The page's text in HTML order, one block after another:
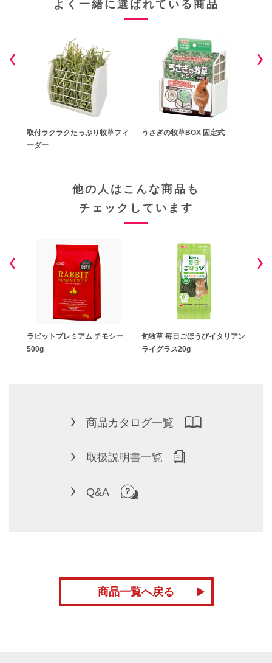
よく一緒に選ばれている商品
取付ラクラクたっぷり牧草フィ
ーダー
うさぎの牧草BOX 固定式
他の人はこんな商品も
チェックしています
ラビットプレミアム チモシー
500g
旬牧草 毎日ごほうびイタリアン
ライグラス20g
商品カタログ一覧
取扱説明書一覧
Q&A
商品一覧へ戻る